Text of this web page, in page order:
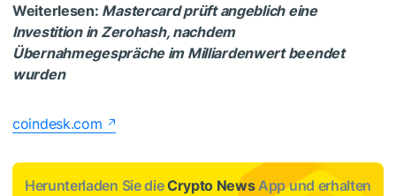
Weiterlesen: Mastercard prüft angeblich eine
Investition in Zerohash, nachdem
Übernahmegespräche im Milliardenwert beendet
wurden
coindesk.com
Herunterladen Sie dieCrypto NewsApp und erhalten